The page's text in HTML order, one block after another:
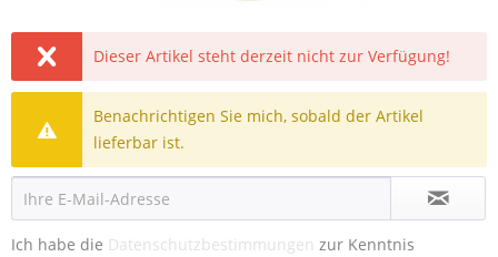
Dieser Artikel steht derzeit nicht zur Verfügung!
Benachrichtigen Sie mich, sobald der Artikel
lieferbar ist.
Ich habe die Datenschutzbestimmungen zur Kenntnis